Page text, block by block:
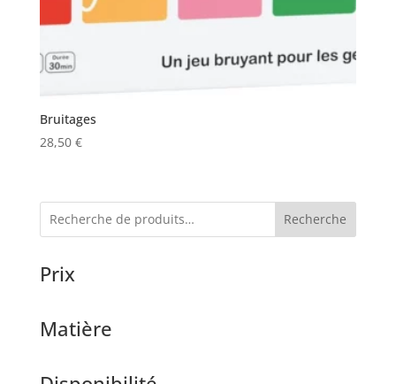
Bruitages
28,50 €
Recherche
Prix
Matière